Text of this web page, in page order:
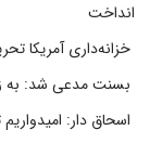
انداخت
خزانه‌داری آمریکا
بسنت مدعی شد: به
اسحاق دار: